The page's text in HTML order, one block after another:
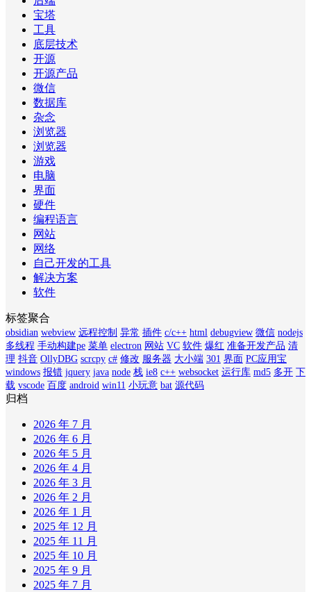
宝塔
工具
底层技术
开源
开源产品
微信
数据库
杂念
浏览器
浏览器
游戏
电脑
界面
硬件
编程语言
网站
网络
自己开发的工具
解决方案
软件
标签聚合
obsidian webview 远程控制 异常 插件 c/c++ html debugview 微信 nodejs
多线程 手动构建pe 菜单 electron 网站 VC 软件 爆红 准备开发产品 清
理 抖音 OllyDBG scrcpy c# 修改 服务器 大小端 301 界面 PC应用宝
windows 报错 jquery java node 栈 ie8 c++ websocket 运行库 md5 多开 下
载 vscode 百度 android win11 小玩意 bat 源代码
归档
2026 年 7 月
2026 年 6 月
2026 年 5 月
2026 年 4 月
2026 年 3 月
2026 年 2 月
2026 年 1 月
2025 年 12 月
2025 年 11 月
2025 年 10 月
2025 年 9 月
2025 年 7 月